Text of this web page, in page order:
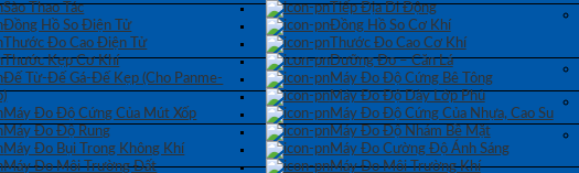
Sào Thao Tác
Tiếp Địa Di Động
Đồng Hồ So Điện Tử
Đồng Hồ So Cơ Khí
Thước Đo Cao Điện Tử
Thước Đo Cao Cơ Khí
Thước Kẹp Cơ Khí
Dưỡng Đo – Căn Lá
Đế Từ-Đế Gá-Đế Kẹp (Cho Panme-
Máy Đo Độ Cứng Bê Tông
Máy Đo Độ Dày Lớp Phủ
Máy Đo Độ Cứng Của Mút Xốp
Máy Đo Độ Cứng Của Nhựa, Cao Su
Máy Đo Độ Rung Máy Đo Độ Nhám Bề Mặt
Máy Đo Bụi Trong Không Khí
Máy Đo Cường Độ Ánh Sáng
Máy Đo Môi Trường Đất
Máy Đo Môi Trường Khí